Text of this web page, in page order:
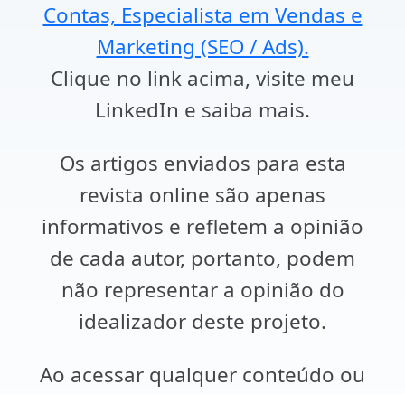
Contas, Especialista em Vendas e
Marketing (SEO / Ads).
Clique no link acima, visite meu
LinkedIn e saiba mais.
Os artigos enviados para esta
revista online são apenas
informativos e refletem a opinião
de cada autor, portanto, podem
não representar a opinião do
idealizador deste projeto.
Ao acessar qualquer conteúdo ou